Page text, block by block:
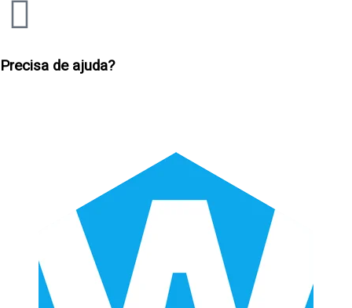
Precisa de ajuda?